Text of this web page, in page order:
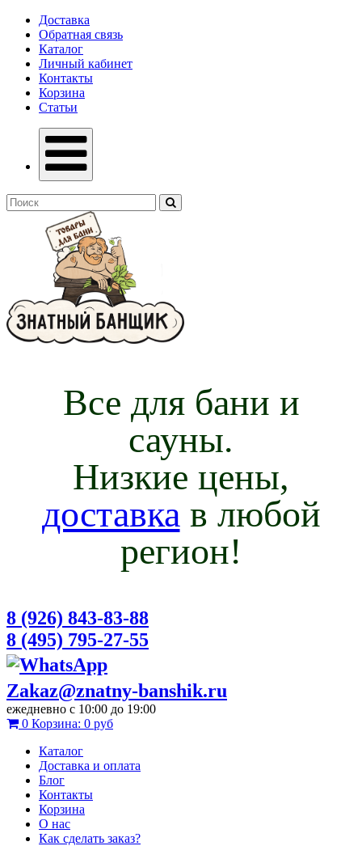
Доставка
Обратная связь
Каталог
Личный кабинет
Контакты
Корзина
Статьи
Все для бани и
сауны.
Низкие цены,
доставка в любой
регион!
8 (926) 843-83-88
8 (495) 795-27-55
Zakaz@znatny-banshik.ru
ежедневно с 10:00 до 19:00
0 Корзина: 0 руб
Каталог
Доставка и оплата
Блог
Контакты
Корзина
О нас
Как сделать заказ?